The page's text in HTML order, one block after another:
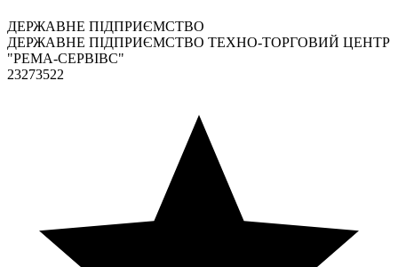
ДЕРЖАВНЕ ПІДПРИЄМСТВО
ДЕРЖАВНЕ ПІДПРИЄМСТВО ТЕХНО-ТОРГОВИЙ ЦЕНТР
"РЕМА-СЕРВІВС"
23273522